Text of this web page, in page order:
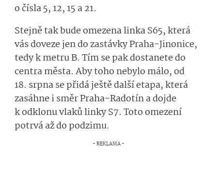
o čísla 5, 12, 15 a 21.
Stejně tak bude omezena linka S65, která
vás doveze jen do zastávky Praha-Jinonice,
tedy k metru B. Tím se pak dostanete do
centra města. Aby toho nebylo málo, od
18. srpna se přidá ještě další etapa, která
zasáhne i směr Praha-Radotín a dojde
k odklonu vlaků linky S7. Toto omezení
potrvá až do podzimu.